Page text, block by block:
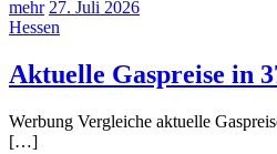
mehr 27. Juli 2026
Hessen
Aktuelle Gaspreise in
Werbung Vergleiche aktuelle
[…]